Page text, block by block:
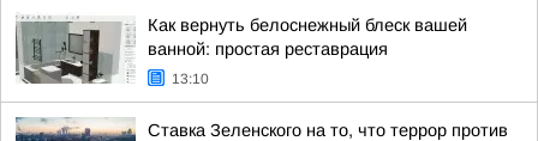
Как вернуть белоснежный блеск вашей
ванной: простая реставрация
13:10
Ставка Зеленского на то, что террор против